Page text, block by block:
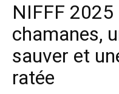
NIFFF
chamanes,
sauver et
ratée